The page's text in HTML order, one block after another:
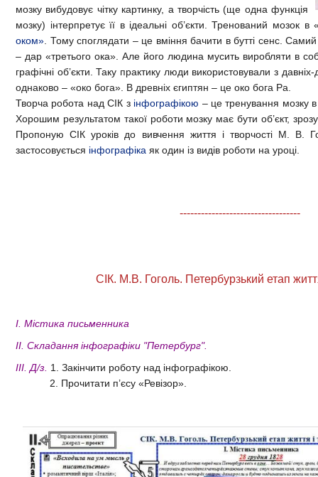
мозку вибудовує чітку картинку, а творчість (ще одна функція
мозку) інтерпретує її в ідеальні об’єкти. Тренований мозок
оком» . Тому споглядати – це вміння бачити в бутті сенс.
– дар «третього ока». Але його людина мусить виробляти в
графічні об’єкти. Таку практику люди використовували з
однаково – «око бога». В древніх єгиптян – це око бога Ра.
Творча робота над СІК з інфографікою – це тренування мозку в
Хорошим результатом такої роботи мозку має бути об’єкт,
Пропоную СІК уроків до вивчення життя і творчості М. В.
застосовується інфографіка як один із видів роботи на уроці.
----------------------------------
СІК. М.В. Гоголь. Петербурзький етап
І. Містика письменника
ІІ. Складання інфографіки "Петербург".
ІІІ. Д/з. 1. Закінчити роботу над інфографікою.
2. Прочитати п’єсу «Ревізор».